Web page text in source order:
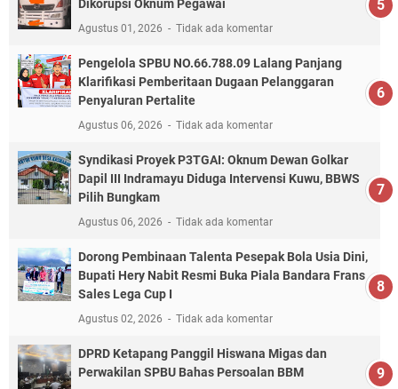
Dikorupsi Oknum Pegawai
Agustus 01, 2026 Tidak ada komentar
Pengelola SPBU NO.66.788.09 Lalang Panjang
Klarifikasi Pemberitaan Dugaan Pelanggaran
Penyaluran Pertalite
Agustus 06, 2026 Tidak ada komentar
Syndikasi Proyek P3TGAI: Oknum Dewan Golkar
Dapil III Indramayu Diduga Intervensi Kuwu, BBWS
Pilih Bungkam
Agustus 06, 2026 Tidak ada komentar
Dorong Pembinaan Talenta Pesepak Bola Usia Dini,
Bupati Hery Nabit Resmi Buka Piala Bandara Frans
Sales Lega Cup I
Agustus 02, 2026 Tidak ada komentar
DPRD Ketapang Panggil Hiswana Migas dan
Perwakilan SPBU Bahas Persoalan BBM